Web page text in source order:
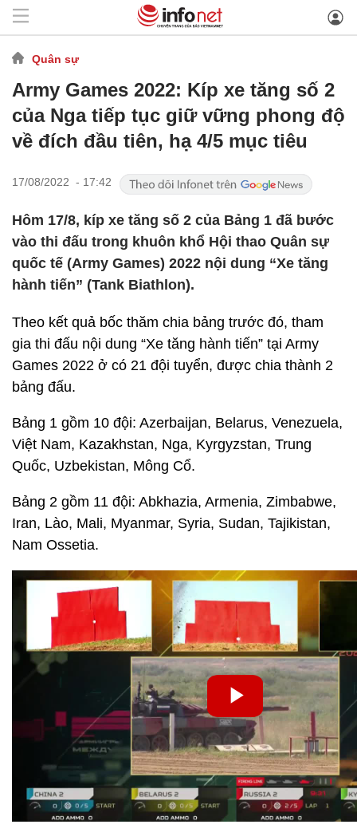
Quân sự
Army Games 2022: Kíp xe tăng số 2
của Nga tiếp tục giữ vững phong độ
về đích đầu tiên, hạ 4/5 mục tiêu
17/08/2022 - 17:42
Hôm 17/8, kíp xe tăng số 2 của Bảng 1 đã bước
vào thi đấu trong khuôn khổ Hội thao Quân sự
quốc tế (Army Games) 2022 nội dung “Xe tăng
hành tiến” (Tank Biathlon).
Theo kết quả bốc thăm chia bảng trước đó, tham
gia thi đấu nội dung “Xe tăng hành tiến” tại Army
Games 2022 ở có 21 đội tuyển, được chia thành 2
bảng đấu.
Bảng 1 gồm 10 đội: Azerbaijan, Belarus, Venezuela,
Việt Nam, Kazakhstan, Nga, Kyrgyzstan, Trung
Quốc, Uzbekistan, Mông Cổ.
Bảng 2 gồm 11 đội: Abkhazia, Armenia, Zimbabwe,
Iran, Lào, Mali, Myanmar, Syria, Sudan, Tajikistan,
Nam Ossetia.